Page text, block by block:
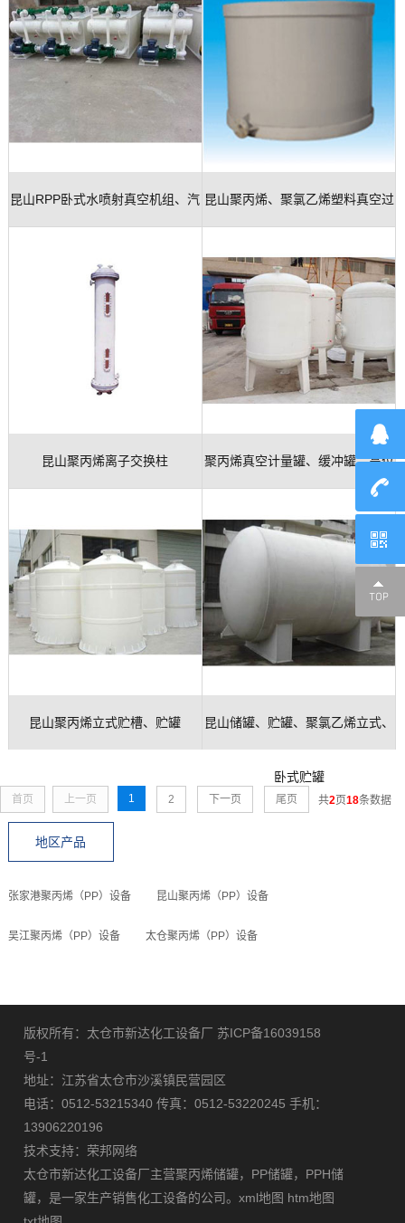
昆山RPP卧式水喷射真空机组、汽 昆山聚丙烯、聚氯乙烯塑料真空过
昆山聚丙烯离子交换柱 聚丙烯真空计量罐、缓冲罐、高位
昆山聚丙烯立式贮槽、贮罐 昆山储罐、贮罐、聚氯乙烯立式、
卧式贮罐
首页 上一页 1 2 下一页 尾页 共2页18条数据
地区产品
张家港聚丙烯（PP）设备 昆山聚丙烯（PP）设备
吴江聚丙烯（PP）设备 太仓聚丙烯（PP）设备
版权所有：太仓市新达化工设备厂 苏ICP备16039158
号-1
地址：江苏省太仓市沙溪镇民营园区
电话：0512-53215340 传真：0512-53220245 手机：
13906220196
技术支持： 荣邦网络
太仓市新达化工设备厂主营聚丙烯储罐， PP储罐， PPH储
罐，是一家生产销售化工设备的公司。xml地图 htm地图